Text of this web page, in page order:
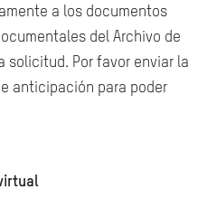
a los documentos
del Archivo de
solicitud. Por favor enviar la
anticipación para poder